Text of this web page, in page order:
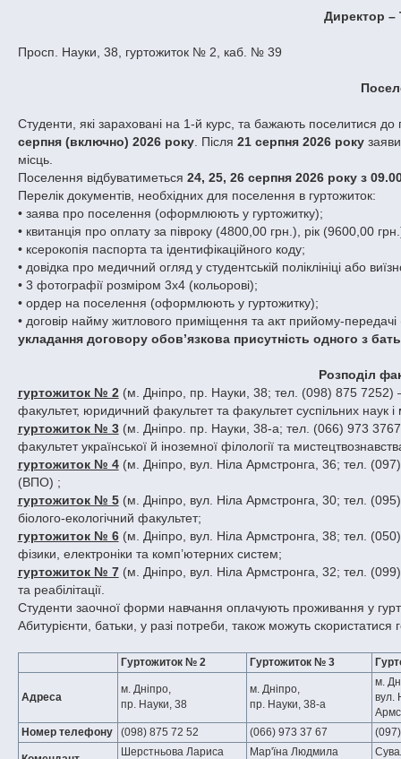
Директор –
Просп. Науки, 38, гуртожиток № 2, каб. № 39
Студенти, які зараховані на 1-й курс, та бажають поселитися
серпня (включно) 2026 року. Після 21 серпня 2026 рокузаяви
місць.
Поселення відбуватиметься 24, 25, 26 серпня 2026 року з
Перелік документів, необхідних для поселення в гуртожиток:
• заява про поселення (оформлюють у гуртожитку);
• квитанція про оплату за півроку (4800,00 грн.), рік (9600,00
• ксерокопія паспорта та ідентифікаційного коду;
• довідка про медичний огляд у студентській поліклініці або
• 3 фотографії розміром 3х4 (кольорові);
• ордер на поселення (оформлюють у гуртожитку);
• договір найму житлового приміщення та акт прийому-
укладання договору обов’язкова присутність одного з
Розподіл
гуртожиток № 2(м. Дніпро, пр. Науки, 38; тел. (098) 875 7252) –
факультет, юридичний факультет та факультет суспільних наук
гуртожиток № 3(м. Дніпро. пр. Науки, 38-а; тел. (066) 973 3767)
факультет української й іноземної філології та
гуртожиток № 4(м. Дніпро, вул. Ніла Армстронга, 36; тел. (097)
(ВПО) ;
гуртожиток № 5(м. Дніпро, вул. Ніла Армстронга, 30; тел.
біолого-екологічний факультет;
гуртожиток № 6(м. Дніпро, вул. Ніла Армстронга, 38; тел. (050)
фізики, електроніки та комп’ютерних систем;
гуртожиток № 7(м. Дніпро, вул. Ніла Армстронга, 32; тел. (099)
та реабілітації.
Студенти заочної форми навчання оплачують проживання у
Абитурієнти, батьки, у разі потреби, також можуть
Гуртожиток № 2 Гуртожиток № 3
Адреса
м. Дніпро,
пр. Науки, 38
м. Дніпро,
пр. Науки, 38-а
м.
вул.
Номер телефону
(098) 875 72 52 (066) 973 37 67
Шерстньова Лариса
Мар'їна Людмила